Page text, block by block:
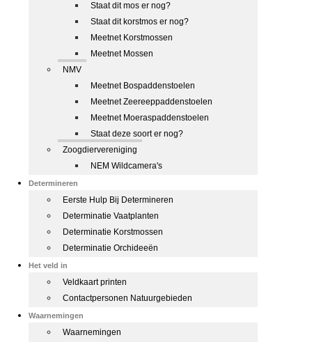
Staat dit mos er nog?
Staat dit korstmos er nog?
Meetnet Korstmossen
Meetnet Mossen
NMV
Meetnet Bospaddenstoelen
Meetnet Zeereeppaddenstoelen
Meetnet Moeraspaddenstoelen
Staat deze soort er nog?
Zoogdiervereniging
NEM Wildcamera's
Determineren
Eerste Hulp Bij Determineren
Determinatie Vaatplanten
Determinatie Korstmossen
Determinatie Orchideeën
Het veld in
Veldkaart printen
Contactpersonen Natuurgebieden
Waarnemingen
Waarnemingen